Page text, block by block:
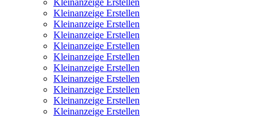
Kleinanzeige Erstellen
Kleinanzeige Erstellen
Kleinanzeige Erstellen
Kleinanzeige Erstellen
Kleinanzeige Erstellen
Kleinanzeige Erstellen
Kleinanzeige Erstellen
Kleinanzeige Erstellen
Kleinanzeige Erstellen
Kleinanzeige Erstellen